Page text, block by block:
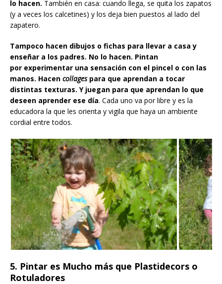
lo hacen. También en casa: cuando llega, se quita los zapatos
(y a veces los calcetines) y los deja bien puestos al lado del
zapatero.
Tampoco hacen dibujos o fichas para llevar a casa y
enseñar a los padres. No lo hacen. Pintan
por experimentar una sensación con el pincel o con las
manos. Hacen collages para que aprendan a tocar
distintas texturas. Y juegan para que aprendan lo que
deseen aprender ese día. Cada uno va por libre y es la
educadora la que les orienta y vigila que haya un ambiente
cordial entre todos.
5. Pintar es Mucho más que Plastidecors o
Rotuladores